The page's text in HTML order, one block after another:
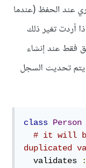
عند الحفظ (عندما
أردت تغير ذلك
فقط عند إنشاء
يتم تحديث السجل
class Person
# it will
duplicated
  validates
: